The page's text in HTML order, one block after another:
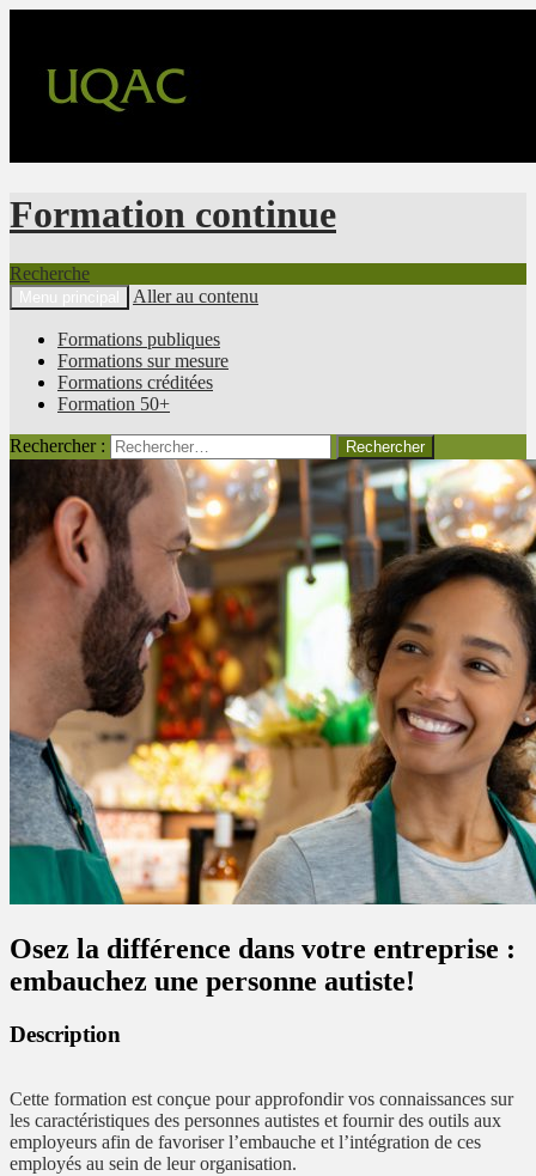
Formation continue
Recherche
Menu principal Aller au contenu
Formations publiques
Formations sur mesure
Formations créditées
Formation 50+
Rechercher :
Osez la différence dans votre entreprise :
embauchez une personne autiste!
Description
Cette formation est conçue pour approfondir vos connaissances sur
les caractéristiques des personnes autistes et fournir des outils aux
employeurs afin de favoriser l’embauche et l’intégration de ces
employés au sein de leur organisation.